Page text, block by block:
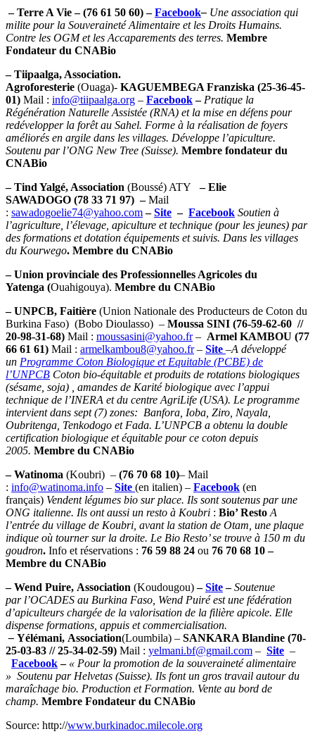
– Terre A Vie– (76 61 50 60) –Facebook– Une association qui
milite pour la Souveraineté Alimentaire et les Droits Humains.
Contre les OGM et les Accaparements des terres. Membre
Fondateur du CNABio
– Tiipaalga, Association.
Agroforesterie (Ouaga)- KAGUEMBEGA Franziska (25-36-45-
01) Mail : info@tiipaalga.org – Facebook–Pratique la
Régénération Naturelle Assistée (RNA) et la mise en défens pour
redévelopper la forêt au Sahel. Forme à la réalisation de foyers
améliorés en argile dans les villages. Développe l’apiculture.
Soutenu par l’ONG New Tree (Suisse). Membre fondateur du
CNABio
– Tind Yalgé, Association (Boussé) ATY – Elie
SAWADOGO (78 33 71 97) –Mail
: sawadogoelie74@yahoo.com –Site – Facebook Soutien à
l’agriculture, l’élevage, apiculture et technique (pour les jeunes) par
des formations et dotation équipements et suivis. Dans les villages
du Kourwego. Membre du CNABio
– Union provinciale des Professionnelles Agricoles du
Yatenga (Ouahigouya). Membre du CNABio
– UNPCB, Faitière (Union Nationale des Producteurs de Coton du
Burkina Faso) (Bobo Dioulasso) – Moussa SINI (76-59-62-60 //
20-98-31-68) Mail : moussasini@yahoo.fr– Armel KAMBOU (77
66 61 61) Mail : armelkambou8@yahoo.fr– Site –A développé
un Programme Coton Biologique et Equitable (PCBE) de
l’UNPCB Coton bio-équitable et produits de rotations biologiques
(sésame, soja) , amandes de Karité biologique avec l’appui
technique de l’INERA et du centre AgriLife (USA). Le programme
intervient dans sept (7) zones: Banfora, Ioba, Ziro, Nayala,
Oubritenga, Tenkodogo et Fada. L’UNPCB a obtenu la double
certification biologique et équitable pour ce coton depuis
2005. Membre du CNABio
– Watinoma (Koubri) – (76 70 68 10)– Mail
: info@watinoma.info – Site (en italien) – Facebook (en
français) Vendent légumes bio sur place. Ils sont soutenus par une
ONG italienne. Ils ont aussi un resto à Koubri : Bio’ Resto A
l’entrée du village de Koubri, avant la station de Otam, une plaque
indique où tourner sur la droite. Le Bio Resto’ se trouve à 150 m du
goudron. Info et réservations : 76 59 88 24 ou 76 70 68 10 –
Membre du CNABio
– Wend Puire, Association (Koudougou)–Site–Soutenue
par l’OCADES au Burkina Faso, Wend Puiré est une fédération
d’apiculteurs chargée de la valorisation de la filière apicole. Elle
dispense formations, appuis et commercialisation.
– Yélémani, Association(Loumbila) – SANKARA Blandine (70-
25-03-83 // 25-34-02-59) Mail : yelmani.bf@gmail.com – Site –
Facebook–« Pour la promotion de la souveraineté alimentaire
» Soutenu par Helvetas (Suisse). Ils font un gros travail autour du
maraîchage bio. Production et Formation. Vente au bord de
champ. Membre Fondateur du CNABio
Source: http://www.burkinadoc.milecole.org